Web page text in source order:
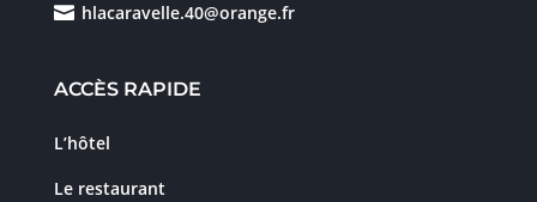
hlacaravelle.40@orange.fr
ACCÈS RAPIDE
L’hôtel
Le restaurant